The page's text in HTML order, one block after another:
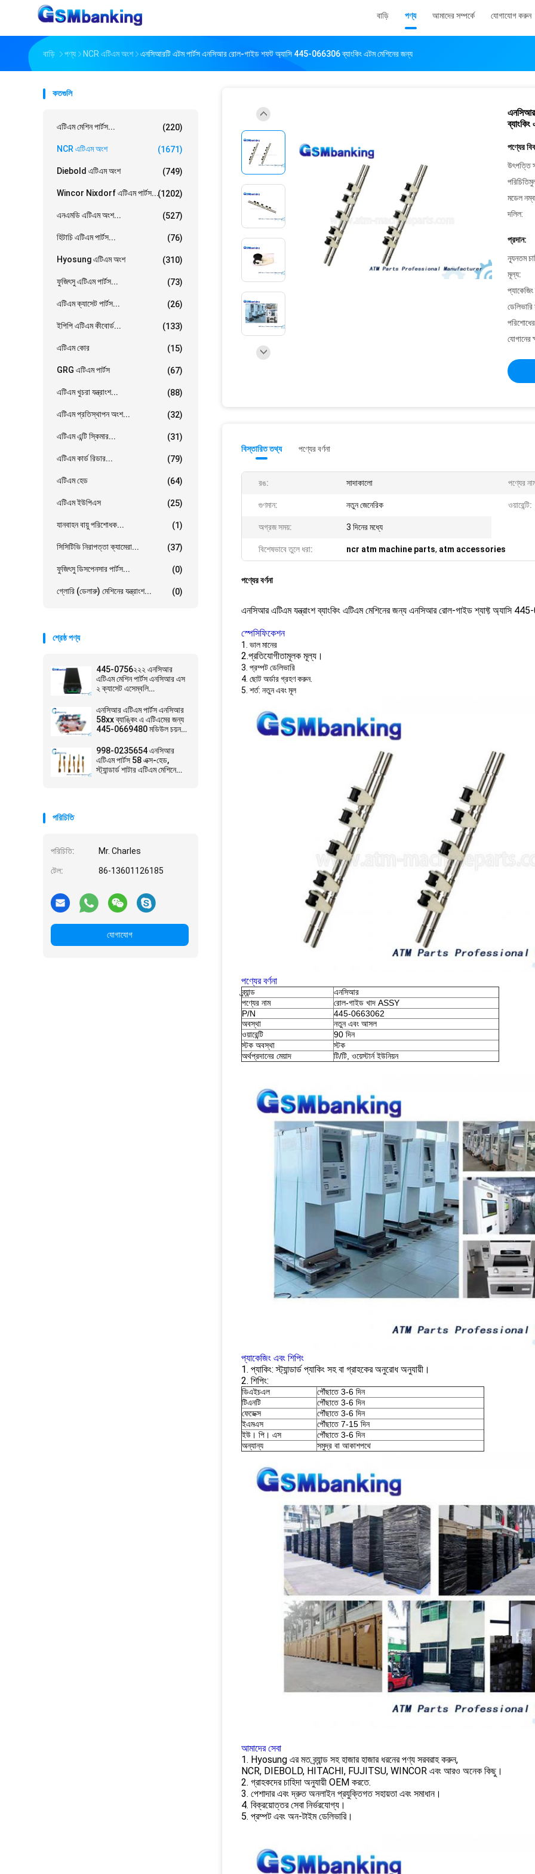
বাড়ি পণ্য আমাদের সম্পর্কে যোগাযোগ করুন
বাড়ি পণ্য NCR এটিএম অংশ এনসিআরটি এটম পার্টস এনসিআর রোল-গাইড শফট অ্যাসি 445-066306 ব্যাংকিং এটম মেশিনের জন্য
কতগুলি
এটিএম মেশিন পার্টস... (220)
NCR এটিএম অংশ (1671)
Diebold এটিএম অংশ (749)
Wincor Nixdorf এটিএম পার্টস...(1202)
এনএমডি এটিএম অংশ... (527)
হিটাচি এটিএম পার্টস... (76)
Hyosung এটিএম অংশ (310)
ফুজিৎসু এটিএম পার্টস... (73)
এটিএম ক্যাসেট পার্টস... (26)
ইপিপি এটিএম কীবোর্ড... (133)
এটিএম কোর (15)
GRG এটিএম পার্টস (67)
এটিএম খুচরা যন্ত্রাংশ... (88)
এটিএম প্রতিস্থাপন অংশ... (32)
এটিএম এন্টি স্কিমার... (31)
এটিএম কার্ড রিডার... (79)
এটিএম হেড (64)
এটিএম ইউপিএস (25)
যানবাহন বায়ু পরিশোধক... (1)
সিসিটিভি নিরাপত্তা ক্যামেরা... (37)
ফুজিৎসু ডিসপেনসার পার্টস... (0)
গ্লোরি (ডেলারু) মেশিনের যন্ত্রাংশ... (0)
শ্রেষ্ঠ পণ্য
445-0756২২২ এনসিআর
এটিএম মেশিন পার্টস এনসিআর এস
২ ক্যাসেট এসেম্বলি
এনসিআর এটিএম পার্টস এনসিআর
58xx ব্যাঙ্কিং এ এটিএমের জন্য
445-0669480 মডিউল চয়ন
998-0235654 এনসিআর
এটিএম পার্টস 58 এক্স-হেড,
স্ট্যান্ডার্ড শাটার এটিএম মেশিনে
পরিচিতি
পরিচিতি: Mr. Charles
টেল: 86-13601126185
যোগাযোগ
পণ্যের
উৎপত্তি
মডেল
দলিল:
প্রদান:
ন্যূনতম
মূল্য:
যোগানের
বিস্তারিত তথ্য পণ্যের বর্ণনা
রঙ: সাদাকালো পণ্যের
গুণমান: নতুন জেনেরিক ওয়ারেন্টি:
অগ্রজ সময়: 3 দিনের মধ্যে
বিশেষভাবে তুলে ধরা: ncr atm machine parts, atm accessories
পণ্যের বর্ণনা
এনসিআর এটিএম যন্ত্রাংশ ব্যাংকিং এটিএম মেশিনের জন্য এনসিআর রোল-গাইড শ্যাফ্ট অ্যাসি
স্পেসিফিকেশন
1. ভাল মানের
2.প্রতিযোগীতামূলক মূল্য।
3. প্রম্পট ডেলিভারি
4. ছোট অর্ডার গ্রহণ করুন.
5. শর্ত: নতুন এবং মূল
পণ্যের বর্ণনা
ব্র্যান্ড
এনসিআর
পণ্যের নাম
রোল-গাইড খাদ ASSY
P/N
445-0663062
অবস্থা
নতুন এবং আসল
ওয়ারেন্টি
90 দিন
স্টক অবস্থা
স্টক
অর্থপ্রদানের মেয়াদ
টি/টি, ওয়েস্টার্ন ইউনিয়ন
প্যাকেজিং এবং শিপিং
1. প্যাকিং: স্ট্যান্ডার্ড প্যাকিং সহ বা গ্রাহকের অনুরোধ অনুযায়ী।
2. শিপিং:
ডিএইচএল
পৌঁছাতে 3-6 দিন
টিএনটি
পৌঁছাতে 3-6 দিন
ফেডেক্স
পৌঁছাতে 3-6 দিন
ইএমএস
পৌঁছাতে 7-15 দিন
ইউ। পি। এস
পৌঁছাতে 3-6 দিন
অন্যান্য
সমুদ্র বা আকাশপথে
আমাদের সেবা
1. Hyosung এর মত ব্র্যান্ড সহ হাজার হাজার ধরনের পণ্য সরবরাহ করুন,
NCR, DIEBOLD, HITACHI, FUJITSU, WINCOR এবং আরও অনেক কিছু।
2. গ্রাহকদের চাহিদা অনুযায়ী OEM করতে.
3. পেশাদার এবং দ্রুত অনলাইন প্রযুক্তিগত সহায়তা এবং সমাধান।
4. বিক্রয়োত্তর সেবা নির্ভরযোগ্য।
5. প্রম্পট এবং অন-টাইম ডেলিভারি।